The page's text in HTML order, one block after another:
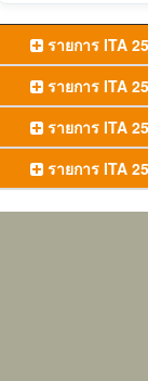
รายการ ITA
รายการ ITA
รายการ ITA
รายการ ITA